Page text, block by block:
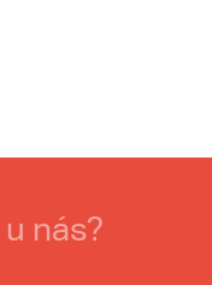
nás?